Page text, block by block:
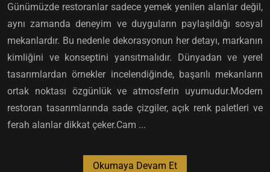
Günümüzde restoranlar sadece yemek yenilen alanlar değil,
aynı zamanda deneyim ve duyguların paylaşıldığı sosyal
mekanlardır. Bu nedenle dekorasyonun her detayı, markanın
kimliğini ve konseptini yansıtmalıdır. Dünyadan ve yerel
tasarımlardan örnekler incelendiğinde, başarılı mekanların
ortak noktası özgünlük ve atmosferin uyumudur.Modern
restoran tasarımlarında sade çizgiler, açık renk paletleri ve
ferah alanlar dikkat çeker.Cam ...
Okumaya Devam Et